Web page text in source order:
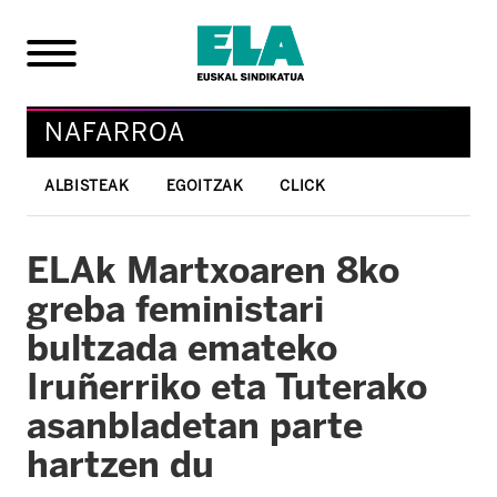
NAFARROA
ALBISTEAK EGOITZAK CLICK
ELAk Martxoaren 8ko
greba feministari
bultzada emateko
Iruñerriko eta Tuterako
asanbladetan parte
hartzen du